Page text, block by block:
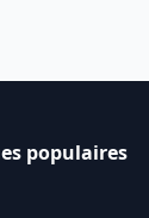
populaires